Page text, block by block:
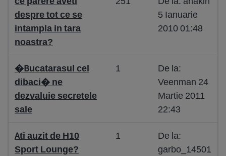
despre tot ce se
intampla in tara
noastra?
5 Ianuarie
2010 01:48
�Bucatarasul cel
dibaci� ne
dezvaluie secretele
sale
1
De la:
Veenman 24
Martie 2011
22:43
Ati auzit de H10
Sport Lounge?
1
De la:
garbo_14501